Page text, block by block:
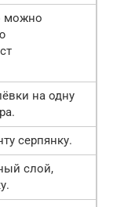
можно
на одну
серпянку.
слой,